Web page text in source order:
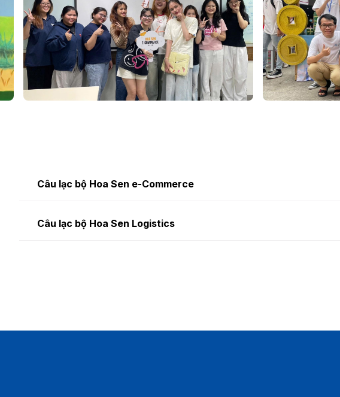
Câu lạc bộ Hoa Sen e-Commerce
Câu lạc bộ Hoa Sen Logistics